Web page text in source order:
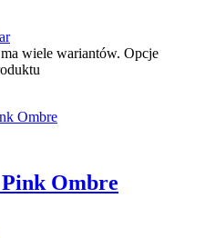
wiele wariantów. Opcje
Ombre